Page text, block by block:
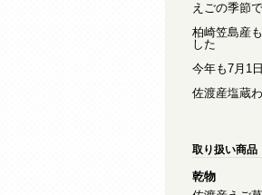
えごの季節
柏崎笠島産
した
今年も7月1
佐渡産塩蔵
取り扱い商品
乾物